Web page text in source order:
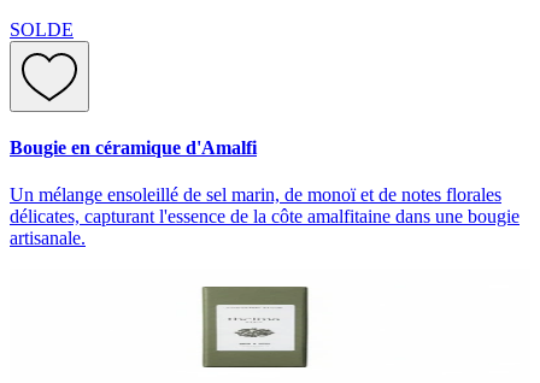
SOLDE
Bougie en céramique d'Amalfi
Un mélange ensoleillé de sel marin, de monoï et de notes florales
délicates, capturant l'essence de la côte amalfitaine dans une bougie
artisanale.